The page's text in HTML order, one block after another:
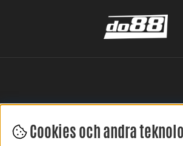
LÄMNA DIN RECENSION
Cookies och andra